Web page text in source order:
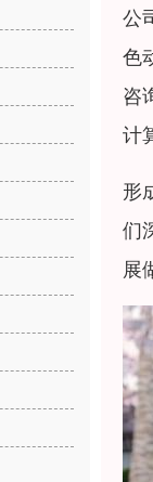
公
色
咨
计
形
们
展